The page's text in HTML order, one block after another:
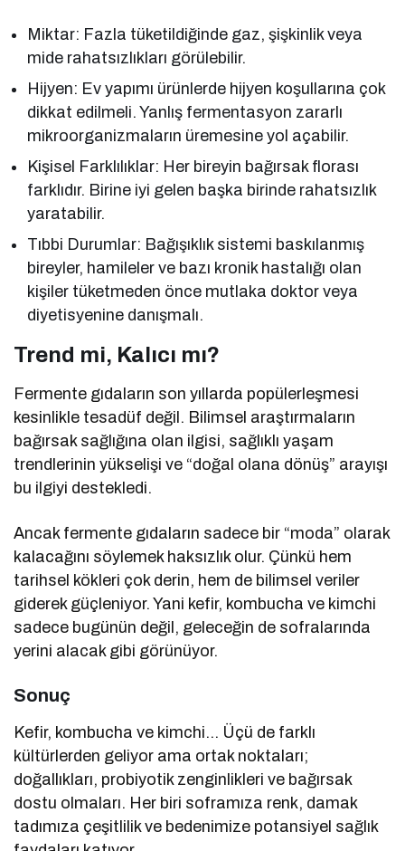
Miktar: Fazla tüketildiğinde gaz, şişkinlik veya
mide rahatsızlıkları görülebilir.
Hijyen: Ev yapımı ürünlerde hijyen koşullarına çok
dikkat edilmeli. Yanlış fermentasyon zararlı
mikroorganizmaların üremesine yol açabilir.
Kişisel Farklılıklar: Her bireyin bağırsak florası
farklıdır. Birine iyi gelen başka birinde rahatsızlık
yaratabilir.
Tıbbi Durumlar: Bağışıklık sistemi baskılanmış
bireyler, hamileler ve bazı kronik hastalığı olan
kişiler tüketmeden önce mutlaka doktor veya
diyetisyenine danışmalı.
Trend mi, Kalıcı mı?
Fermente gıdaların son yıllarda popülerleşmesi
kesinlikle tesadüf değil. Bilimsel araştırmaların
bağırsak sağlığına olan ilgisi, sağlıklı yaşam
trendlerinin yükselişi ve “doğal olana dönüş” arayışı
bu ilgiyi destekledi.
Ancak fermente gıdaların sadece bir “moda” olarak
kalacağını söylemek haksızlık olur. Çünkü hem
tarihsel kökleri çok derin, hem de bilimsel veriler
giderek güçleniyor. Yani kefir, kombucha ve kimchi
sadece bugünün değil, geleceğin de sofralarında
yerini alacak gibi görünüyor.
Sonuç
Kefir, kombucha ve kimchi… Üçü de farklı
kültürlerden geliyor ama ortak noktaları;
doğallıkları, probiyotik zenginlikleri ve bağırsak
dostu olmaları. Her biri soframıza renk, damak
tadımıza çeşitlilik ve bedenimize potansiyel sağlık